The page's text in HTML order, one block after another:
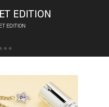
EDITION
EDITION